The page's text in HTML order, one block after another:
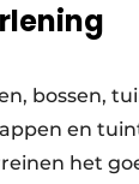
bossen,
en
het